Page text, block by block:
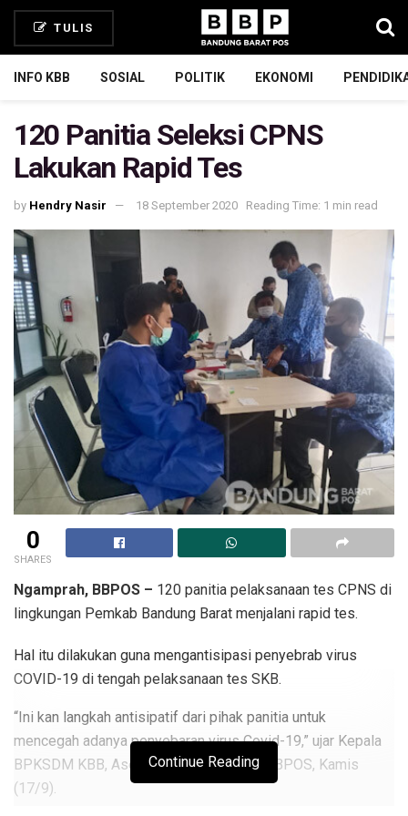
TULIS
INFO KBB SOSIAL POLITIK EKONOMI
120 Panitia Seleksi CPNS
Lakukan Rapid Tes
by Hendry Nasir 18 September 2020 Reading Time: 1 min read
0
SHARES
Ngamprah, BBPOS – 120 panitia pelaksanaan tes CPNS di
lingkungan Pemkab Bandung Barat menjalani rapid tes.
Hal itu dilakukan guna mengantisipasi penyebrab virus
COVID-19 di tengah pelaksanaan tes SKB.
“Ini kan langkah antisipatif dari pihak panitia untuk
mencegah adanya penyebaran virus Covid-19,” ujar Kepala
BPKSDM KBB, Asep Ilyas saat ditemui BBPOS, Kamis
(17/9).
Continue Reading